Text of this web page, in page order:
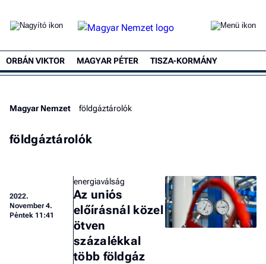
ORBÁN VIKTOR MAGYAR PÉTER TISZA-KORMÁNY
Magyar Nemzet földgáztárolók
földgáztárolók
2022.
November 4.
Péntek 11:41
energiaválság
Az uniós
előírásnál közel
ötven
százalékkal
több földgáz